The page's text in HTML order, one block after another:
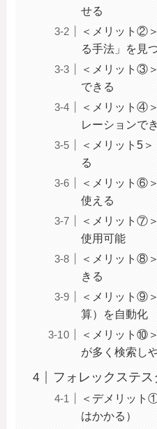
せる
＜メリット②
る手法」を見
＜メリット③
できる
＜メリット④
レーションで
＜メリット5
る
＜メリット⑥
使える
＜メリット⑦
使用可能
＜メリット⑧
きる
＜メリット⑨
算）を自動化
＜メリット⑩
が多く検索し
フォレックステ
＜デメリット
はかかる）